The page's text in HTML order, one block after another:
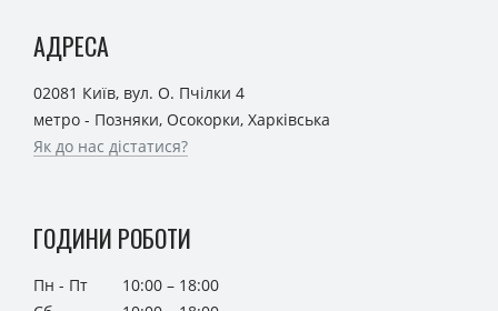
АДРЕСА
02081 Київ, вул. О. Пчілки 4
метро - Позняки, Осокорки, Харківська
Як до нас дістатися?
ГОДИНИ РОБОТИ
Пн - Пт
10:00 – 18:00